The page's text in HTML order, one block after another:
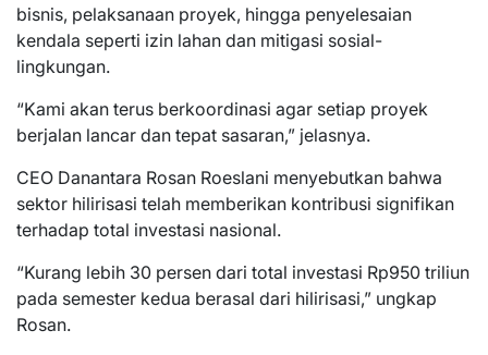
bisnis, pelaksanaan proyek, hingga penyelesaian
kendala seperti izin lahan dan mitigasi sosial-
lingkungan.
“Kami akan terus berkoordinasi agar setiap proyek
berjalan lancar dan tepat sasaran,” jelasnya.
CEO Danantara Rosan Roeslani menyebutkan bahwa
sektor hilirisasi telah memberikan kontribusi signifikan
terhadap total investasi nasional.
“Kurang lebih 30 persen dari total investasi Rp950 triliun
pada semester kedua berasal dari hilirisasi,” ungkap
Rosan.